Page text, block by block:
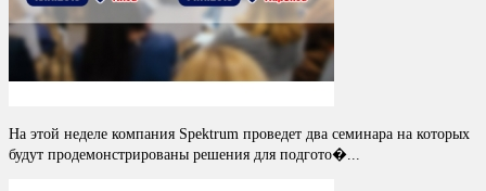
На этой неделе компания Spektrum проведет два семинара на которых
будут продемонстрированы решения для подгото�...